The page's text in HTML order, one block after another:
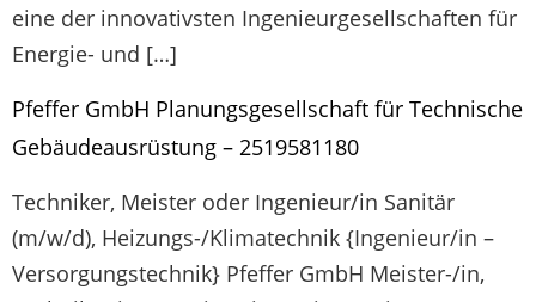
eine der innovativsten Ingenieurgesellschaften für
Energie- und […]
Pfeffer GmbH Planungsgesellschaft für Technische
Gebäude­ausrüstung – 2519581180
Techniker, Meister oder Ingenieur/in Sanitär
(m/w/d), Heizungs-/Klimatechnik {Ingenieur/in –
Versorgungstechnik} Pfeffer GmbH Meister-/in,